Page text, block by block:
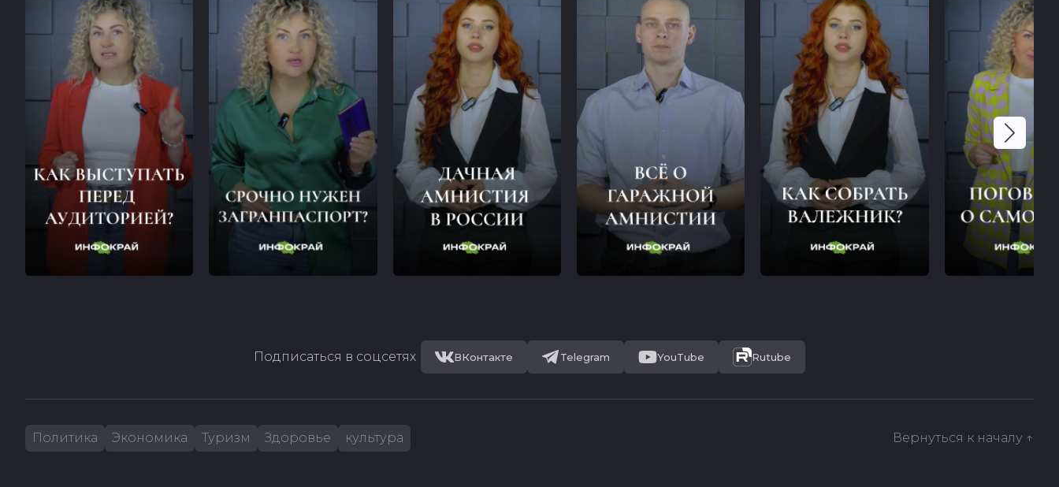
Подписаться в соцсетях ВКонтакте Telegram YouTube Rutube
Политика Экономика Туризм Здоровье культура Вернуться к началу ↑